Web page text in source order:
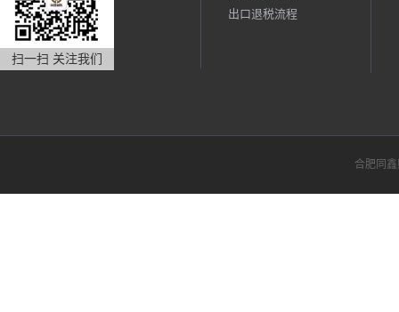
扫一扫 关注我们
出口退税流程
合肥同